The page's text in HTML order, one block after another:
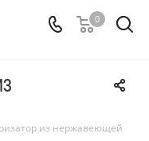
0
из нержавеющей